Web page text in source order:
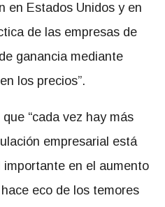
en Estados Unidos y en
de las empresas de
ganancia mediante
los precios”.
“cada vez hay más
empresarial está
en el aumento
eco de los temores